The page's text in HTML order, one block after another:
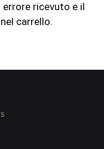
ricevuto e il
carrello.